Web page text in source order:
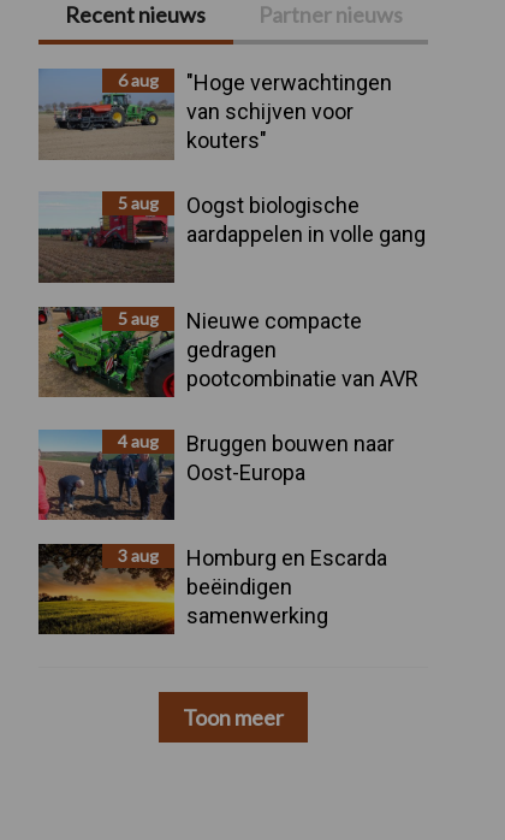
Primaire
Sidebar
Recent nieuws Partner nieuws
6 aug
"Hoge verwachtingen
van schijven voor
kouters"
5 aug
Oogst biologische
aardappelen in volle gang
5 aug
Nieuwe compacte
gedragen
pootcombinatie van AVR
4 aug
Bruggen bouwen naar
Oost-Europa
3 aug
Homburg en Escarda
beëindigen
samenwerking
Toon meer